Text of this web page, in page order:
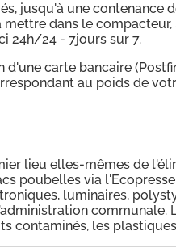
jusqu'à une contenance
dans le
24h/24 - 7jours sur 7.
d'une carte bancaire
au poids de
lieu elles-mêmes de
poubelles via
luminaires,
contaminés, les